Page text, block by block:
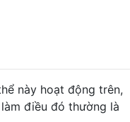
này hoạt động trên,
điều đó thường là